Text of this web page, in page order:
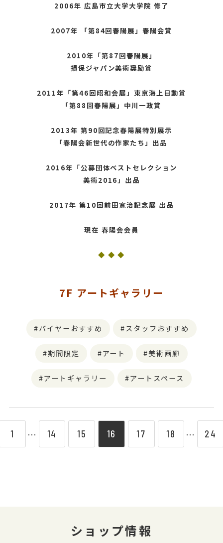
2006年 広島市立大学大学院 修了
2007年 「第84回春陽展」春陽会賞
2010年「第87回春陽展」
損保ジャパン美術奨励賞
2011年「第46回昭和会展」東京海上日動賞
「第88回春陽展」中川一政賞
2013年 第90回記念春陽展特別展示
「春陽会新世代の作家たち」出品
2016年「公募団体ベストセレクション
美術2016」出品
2017年 第10回前田寛治記念展 出品
現在 春陽会会員
◆ ◆ ◆
7F アートギャラリー
バイヤーおすすめ スタッフおすすめ
期間限定 アート 美術画廊
アートギャラリー アートスペース
1 ⋯ 14 15 16 17 18 ⋯ 24
ショップ情報